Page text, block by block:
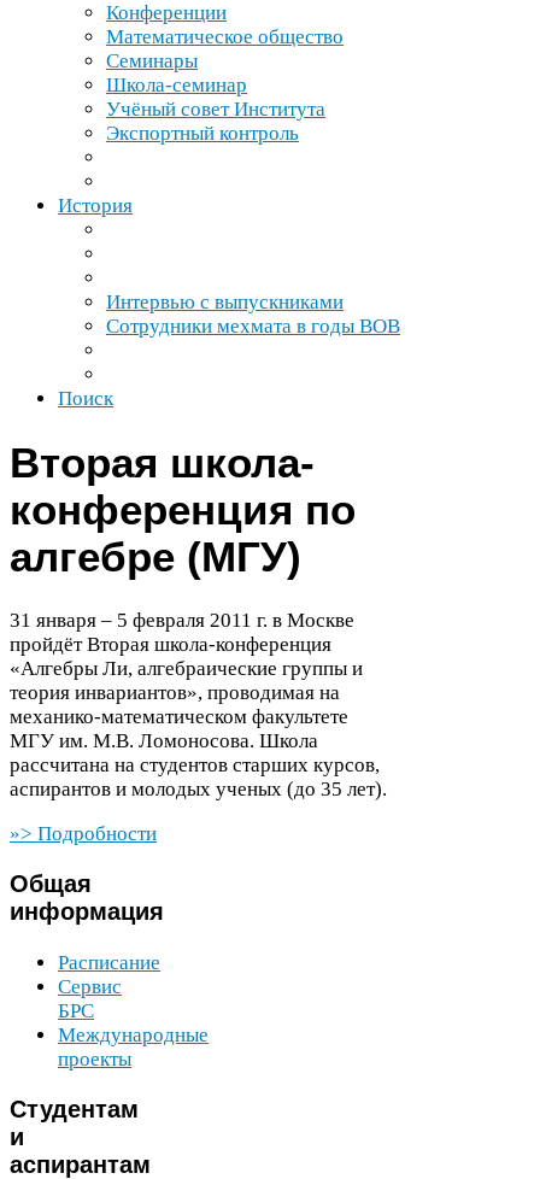
Конференции
Математическое общество
Семинары
Школа-​семинар
Учёный совет Института
Экспортный контроль
История
Интервью с выпускниками
Сотрудники мехмата в годы ВОВ
Поиск
Вторая школа-​
конференция по
алгебре (МГУ)
31 января – 5 февраля 2011 г. в Москве
пройдёт Вторая школа‑конференция
«Алгебры Ли, алгебраические группы и
теория инвариантов», проводимая на
механико-​математическом факультете
МГУ им. М.В. Ломоносова. Школа
расcчитана на студентов старших курсов,
аспирантов и молодых ученых (до 35 лет).
»> Подробности
Общая
информация
Расписание
Сервис
БРС
Международные
проекты
Студентам
и
аспирантам